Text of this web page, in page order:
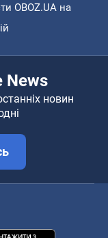
OBOZ.UA на
News
новин